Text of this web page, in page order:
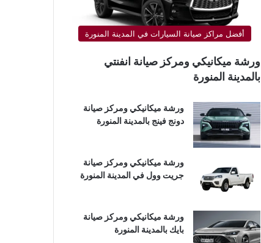
أفضل مراكز صيانة السيارات في المدينة المنورة
ورشة ميكانيكي ومركز صيانة انفنتي
بالمدينة المنورة
ورشة ميكانيكي ومركز صيانة
دونج فينج بالمدينة المنورة
ورشة ميكانيكي ومركز صيانة
جريت وول في المدينة المنورة
ورشة ميكانيكي ومركز صيانة
بايك بالمدينة المنورة